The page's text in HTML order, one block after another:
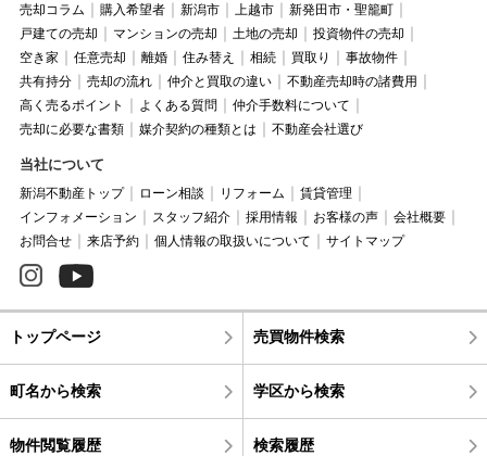
売却コラム
購入希望者 新潟市 上越市
新発田市・聖籠町
戸建ての売却
マンションの売却 土地の売却
投資物件の売却
空き家
任意売却 離婚 住み替え 相続 買取り
事故物件
共有持分
売却の流れ 仲介と買取の違い
不動産売却時の諸費用
高く売るポイント
よくある質問
仲介手数料について
売却に必要な書類
媒介契約の種類とは 不動産会社選び
当社について
新潟不動産トップ ローン相談 リフォーム
賃貸管理
インフォメーション
スタッフ紹介 採用情報 お客様の声
会社概要
お問合せ
来店予約 個人情報の取扱いについて サイトマップ
トップページ 売買物件検索
町名から検索 学区から検索
物件閲覧履歴 検索履歴